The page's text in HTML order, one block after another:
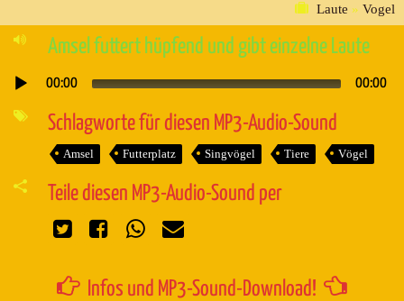
Laute » Vogel
Amsel futtert hüpfend und gibt einzelne Laute
Audio-
00:00 00:00
Schlagworte für diesen MP3-Audio-Sound
Amsel Futterplatz Singvögel Tiere Vögel
Teile diesen MP3-Audio-Sound per
Infos und MP3-Sound-Download!